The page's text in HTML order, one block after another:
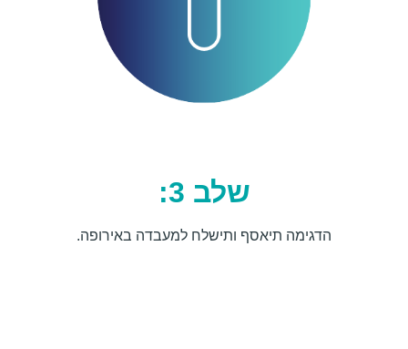
שלב 3:
הדגימה תיאסף ותישלח למעבדה באירופה.